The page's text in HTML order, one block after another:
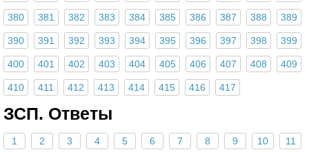
380 381 382 383 384 385 386 387 388 389
390 391 392 393 394 395 396 397 398 399
400 401 402 403 404 405 406 407 408 409
410 411 412 413 414 415 416 417
ЗСП. Ответы
1 2 3 4 5 6 7 8 9 10 11